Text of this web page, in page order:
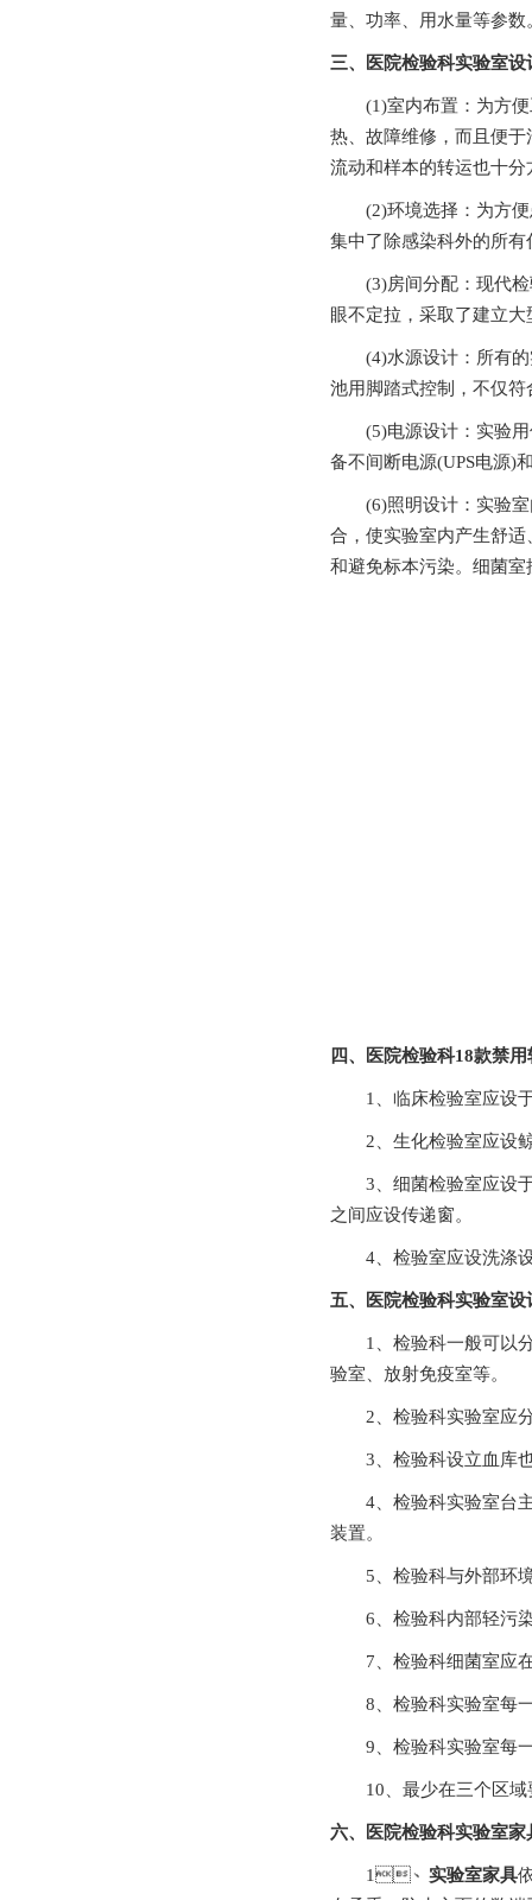
量、功率、用水量等参数
三、医院检验科实验室
(1)室内布置：为方便
热、故障维修，而
流动和样本的转运也十分方
(2)环境选择：为方
集中了除感染科外的所有住
(3)房间分配：现代检验
眼不定拉，采取了建立
(4)水源设计：所有的
池用脚踏式控制，不仅
(5)电源设计：实验用仪
备不间断电源(UPS电源)和
(6)照明设计：实验
合，使实验室内产生舒适
和避免标本污染。细菌
四、医院检验科18款
1、临床检验室应设于
2、生化检验室应设鲸
3、细菌检验室应设于
之间应设传递窗。
4、检验室应设洗涤设
五、医院检验科实验室
1、检验科一般可以分
验室、放射免疫室等。
2、检验科实验室应分
3、检验科设立血库也
4、检验科实验室台
装置。
5、检验科与外部环境
6、检验科内部轻污
7、检验科细菌室应
8、检验科实验室每
9、检验科实验室每
10、最少在三个区域要
六、医院检验科实验室
1、 实验室家具